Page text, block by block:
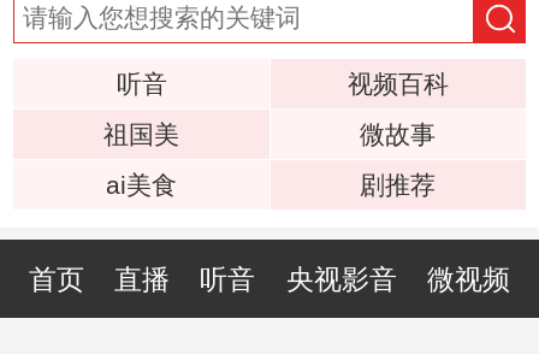
听音
视频百科
祖国美
微故事
ai美食
剧推荐
首页 直播 听音 央视影音 微视频